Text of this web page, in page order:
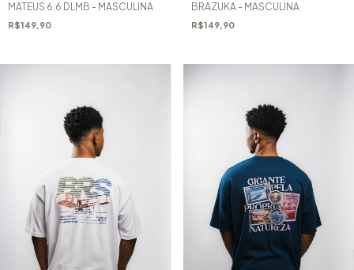
MATEUS 6:6 DLMB - MASCULINA
R$149,90
BRAZUKA - MASCULINA
R$149,90